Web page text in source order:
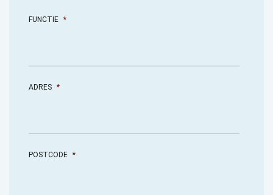
FUNCTIE *
ADRES *
POSTCODE *